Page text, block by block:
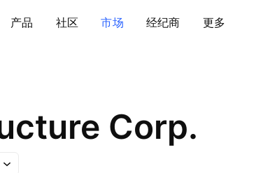
产品 社区 市场 经纪商 更多
Corp.